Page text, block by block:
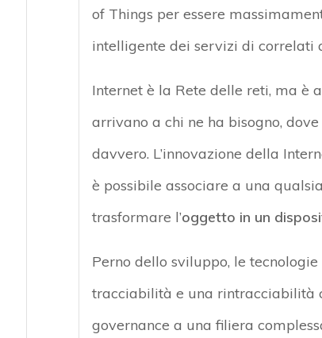
of Things per essere
intelligente dei servizi di correlati
Internet è la Rete delle reti, ma è
arrivano a chi ne ha bisogno,
davvero. L’innovazione della
è possibile associare a una
trasformare l’oggetto in un
Perno dello sviluppo, le
tracciabilità e una rintracciabilità
governance a una filiera